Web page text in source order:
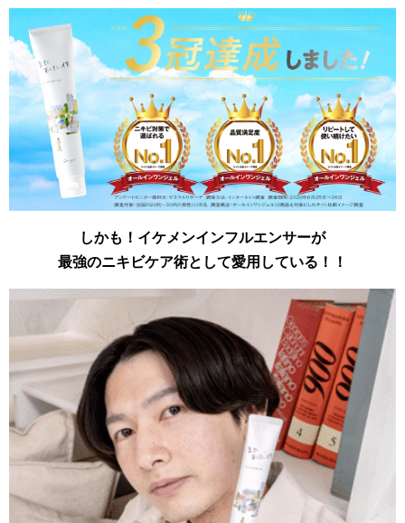
しかも！イケメンインフルエンサーが
最強のニキビケア術として愛用している！！